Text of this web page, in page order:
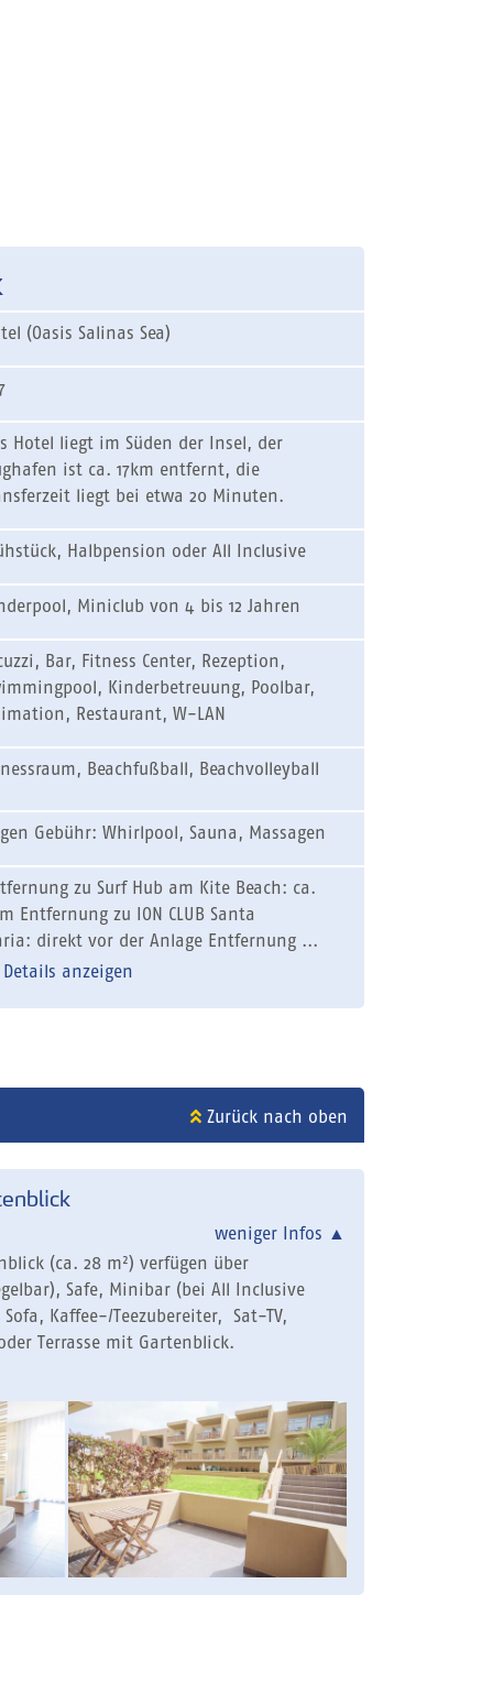
(Oasis Salinas Sea)
Hotel liegt im Süden der Insel, der
ist ca. 17km entfernt, die
liegt bei etwa 20 Minuten.
Halbpension oder All Inclusive
Miniclub von 4 bis 12 Jahren
Bar, Fitness Center, Rezeption,
Kinderbetreuung, Poolbar,
Restaurant, W-LAN
Beachfußball, Beachvolleyball
Gebühr: Whirlpool, Sauna, Massagen
zu Surf Hub am Kite Beach: ca.
Entfernung zu ION CLUB Santa
direkt vor der Anlage Entfernung ...
anzeigen
Zurück nach oben
weniger Infos ▲
(ca. 28 m²) verfügen über
Safe, Minibar (bei All Inclusive
Kaffee-/Teezubereiter, Sat-TV,
Terrasse mit Gartenblick.